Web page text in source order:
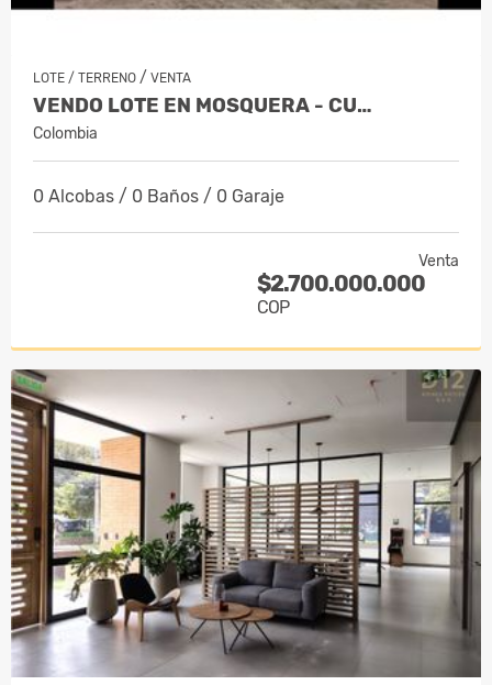
LOTE / TERRENO / VENTA
VENDO LOTE EN MOSQUERA - CU…
Colombia
0 Alcobas / 0 Baños / 0 Garaje
Venta
$2.700.000.000
COP